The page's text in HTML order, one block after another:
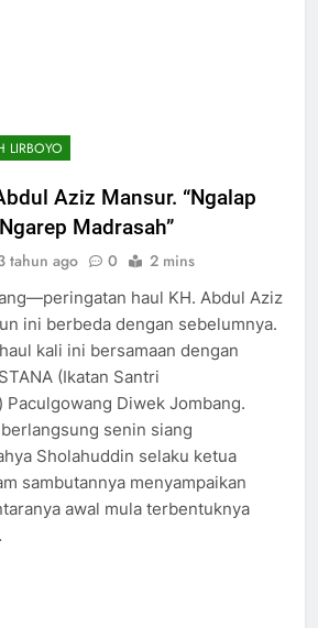
LIRBOYO
Aziz Mansur. “Ngalap
Madrasah”
tahun ago 0 2 mins
haul KH. Abdul Aziz
ini berbeda dengan sebelumnya.
kali ini bersamaan dengan
(Ikatan Santri
Paculgowang Diwek Jombang.
senin siang
Sholahuddin selaku ketua
sambutannya menyampaikan
awal mula terbentuknya